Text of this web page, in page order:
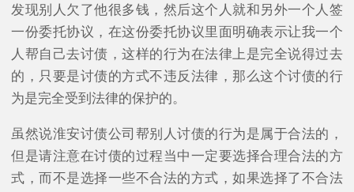
发现别人欠了他很多钱，然后这个人就和另外一个人签
一份委托协议，在这份委托协议里面明确表示让我一个
人帮自己去讨债，这样的行为在法律上是完全说得过去
的，只要是讨债的方式不违反法律，那么这个讨债的行
为是完全受到法律的保护的。
虽然说淮安讨债公司帮别人讨债的行为是属于合法的，
但是请注意在讨债的过程当中一定要选择合理合法的方
式，而不是选择一些不合法的方式，如果选择了不合法